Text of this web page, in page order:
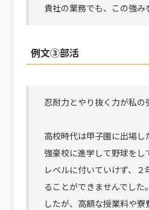
貴社の業務でも、この強み
例文③部活
忍耐力とやり抜く力が私の
高校時代は甲子園に出場し
強豪校に進学して野球をし
レベルに付いていけず、
ることができませんでした
したが、高額な授業料や